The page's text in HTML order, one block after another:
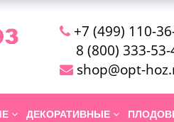
+7 (499) 110-
8 (800) 333-53-
shop@opt-
ДЕКОРАТИВНЫЕ